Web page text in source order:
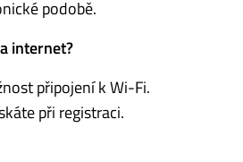
podobě.
internet?
připojení k Wi-Fi.
při registraci.